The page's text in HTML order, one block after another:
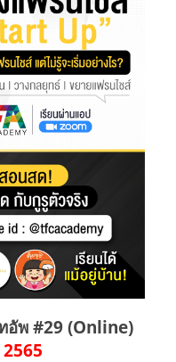
อัพ #29 (Online)